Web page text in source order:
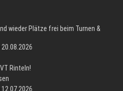
wieder Plätze frei beim Turnen &
Rinteln!